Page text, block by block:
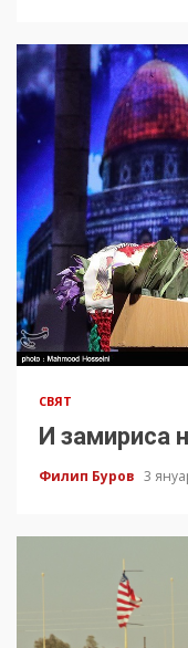
СВЯТ
И замириса
Филип Буров 3